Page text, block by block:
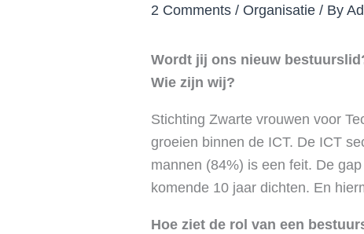
2 Comments / Organisatie / By
Wordt jij ons nieuw
Wie zijn wij?
Stichting Zwarte vrouwen voor
groeien binnen de ICT. De ICT
mannen (84%) is een feit. De
komende 10 jaar dichten. En
Hoe ziet de rol van een